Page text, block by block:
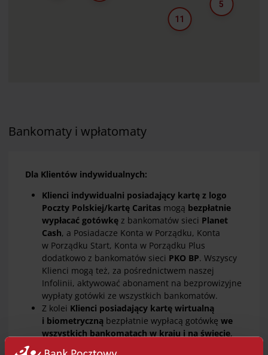
11
5
Bankomaty i wpłatomaty
Dla Klientów indywidualnych:
Klienci indywidualni posiadający kartę z logo
Poczty Polskiej/kartę Caritas mogą bezpłatnie
wypłacać gotówkę z bankomatów sieci Planet
Cash, a Posiadacze Konta w Porządku, Konta
w Porządku Start, Konta w Porządku Plus
dodatkowo z bankomatów sieci PKO BP. Wszyscy
Klienci mogą też, za pośrednictwem naszej
Infolinii, aktywować abonament na bezprowizyjne
wypłaty gotówki ze wszystkich bankomatów.
Z kolei Klienci posiadający kartę wirtualną
i biometryczną bezpłatnie wypłacą gotówkę we
wszystkich bankomatach w kraju i na świecie,